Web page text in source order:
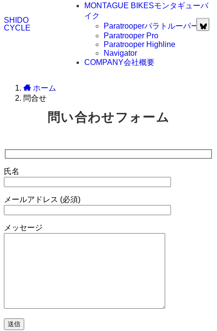
SHIDO
CYCLE
MONTAGUE BIKESモンタギューバ
イク
Paratrooperパラトルーパー
Paratrooper Pro
Paratrooper Highline
Navigator
COMPANY会社概要
ホーム
問合せ
問い合わせフォーム
氏名
メールアドレス (必須)
メッセージ